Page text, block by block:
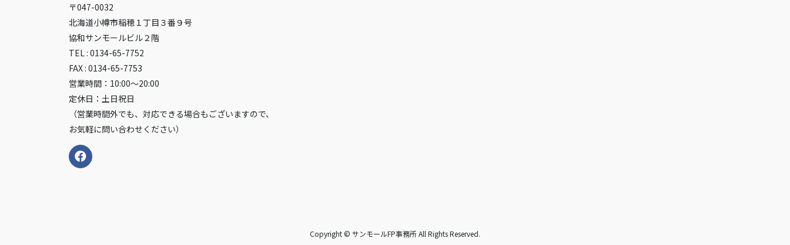
〒047-0032
北海道小樽市稲穂１丁目３番９号
協和サンモールビル２階
TEL : 0134-65-7752
FAX : 0134-65-7753
営業時間：10:00～20:00
定休日：土日祝日
（営業時間外でも、対応できる場合もございますので、
お気軽に問い合わせください）
Copyright © サンモールFP事務所 All Rights Reserved.